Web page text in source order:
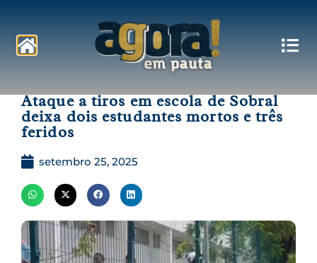
Ataque a tiros em escola de Sobral
deixa dois estudantes mortos e três
feridos
setembro 25, 2025